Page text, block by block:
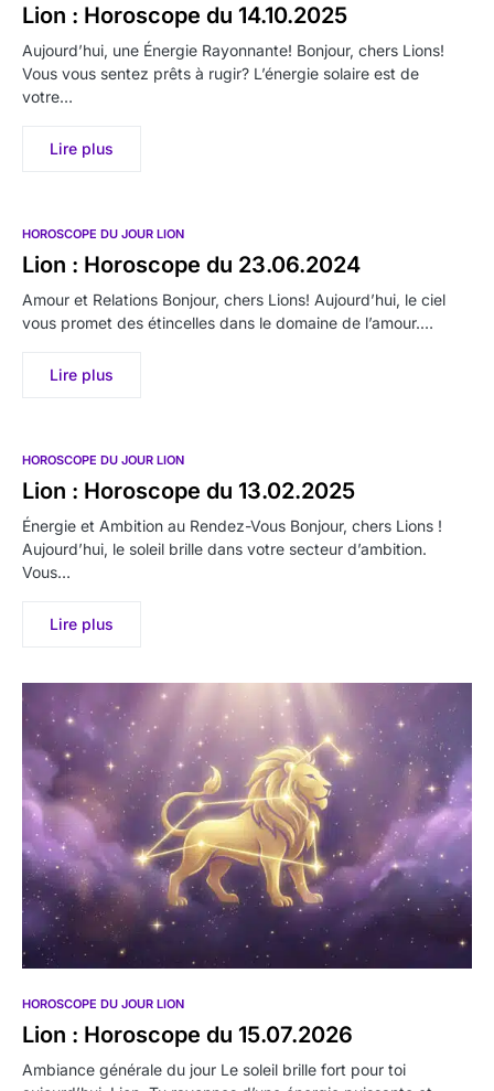
Lion : Horoscope du 14.10.2025
Aujourd’hui, une Énergie Rayonnante! Bonjour, chers Lions!
Vous vous sentez prêts à rugir? L’énergie solaire est de
votre…
Lire plus
HOROSCOPE DU JOUR LION
Lion : Horoscope du 23.06.2024
Amour et Relations Bonjour, chers Lions! Aujourd’hui, le ciel
vous promet des étincelles dans le domaine de l’amour.…
Lire plus
HOROSCOPE DU JOUR LION
Lion : Horoscope du 13.02.2025
Énergie et Ambition au Rendez-Vous Bonjour, chers Lions !
Aujourd’hui, le soleil brille dans votre secteur d’ambition.
Vous…
Lire plus
HOROSCOPE DU JOUR LION
Lion : Horoscope du 15.07.2026
Ambiance générale du jour Le soleil brille fort pour toi